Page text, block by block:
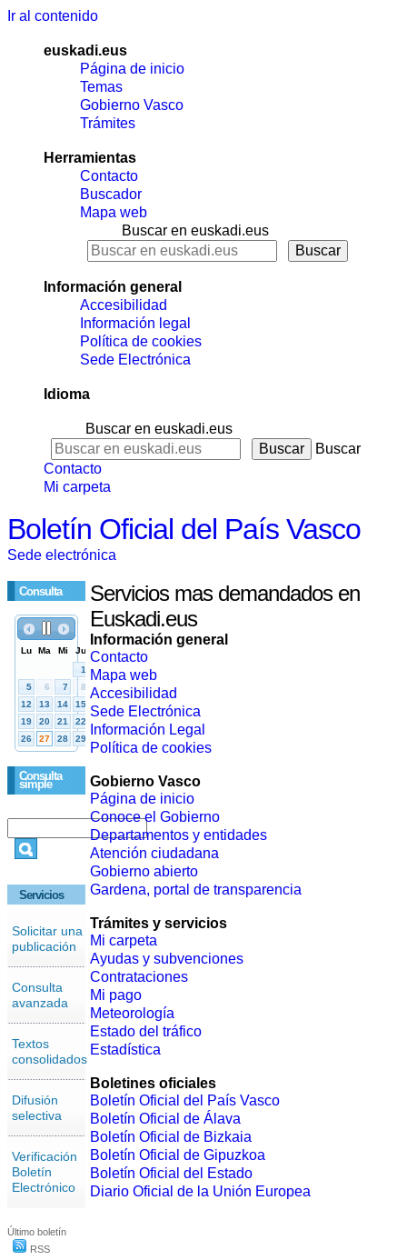
Ir al contenido
euskadi.eus
Página de inicio
Temas
Gobierno Vasco
Trámites
Herramientas
Contacto
Buscador
Mapa web
Buscar en euskadi.eus
Información general
Accesibilidad
Información legal
Política de cookies
Sede Electrónica
Idioma
Buscar en euskadi.eus
Buscar
Contacto
Mi carpeta
Boletín Oficial del País Vasco
Sede electrónica
Consulta
Consulta
simple
Servicios
Solicitar una
publicación
Consulta
avanzada
Textos
consolidados
Difusión
selectiva
Verificación
Boletín
Electrónico
Último boletín
RSS
Servicios mas demandados en
Euskadi.eus
Información general
Contacto
Mapa web
Accesibilidad
Sede Electrónica
Información Legal
Política de cookies
Gobierno Vasco
Página de inicio
Conoce el Gobierno
Departamentos y entidades
Atención ciudadana
Gobierno abierto
Gardena, portal de transparencia
Trámites y servicios
Mi carpeta
Ayudas y subvenciones
Contrataciones
Mi pago
Meteorología
Estado del tráfico
Estadística
Boletines oficiales
Boletín Oficial del País Vasco
Boletín Oficial de Álava
Boletín Oficial de Bizkaia
Boletín Oficial de Gipuzkoa
Boletín Oficial del Estado
Diario Oficial de la Unión Europea